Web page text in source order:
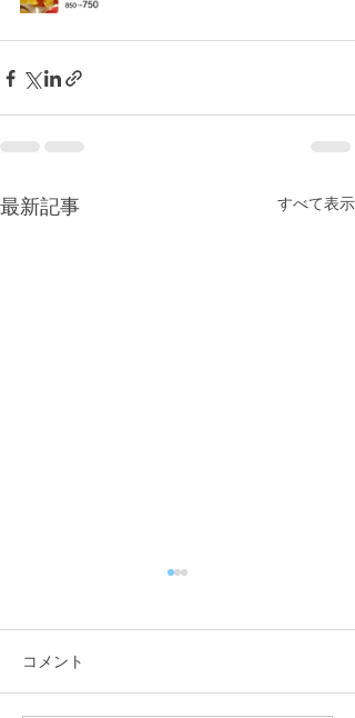
最新記事 すべて表示
コメント